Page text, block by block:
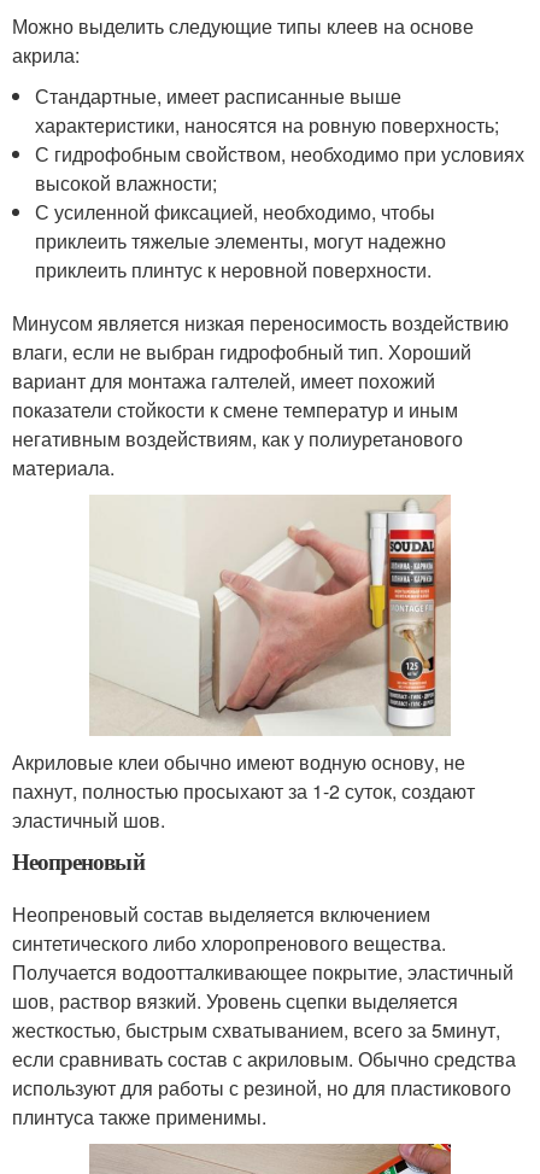
Можно выделить следующие типы клеев на основе
акрила:
Стандартные, имеет расписанные выше
характеристики, наносятся на ровную поверхность;
С гидрофобным свойством, необходимо при условиях
высокой влажности;
С усиленной фиксацией, необходимо, чтобы
приклеить тяжелые элементы, могут надежно
приклеить плинтус к неровной поверхности.
Минусом является низкая переносимость воздействию
влаги, если не выбран гидрофобный тип. Хороший
вариант для монтажа галтелей, имеет похожий
показатели стойкости к смене температур и иным
негативным воздействиям, как у полиуретанового
материала.
Акриловые клеи обычно имеют водную основу, не
пахнут, полностью просыхают за 1-2 суток, создают
эластичный шов.
Неопреновый
Неопреновый состав выделяется включением
синтетического либо хлоропренового вещества.
Получается водоотталкивающее покрытие, эластичный
шов, раствор вязкий. Уровень сцепки выделяется
жесткостью, быстрым схватыванием, всего за 5минут,
если сравнивать состав с акриловым. Обычно средства
используют для работы с резиной, но для пластикового
плинтуса также применимы.